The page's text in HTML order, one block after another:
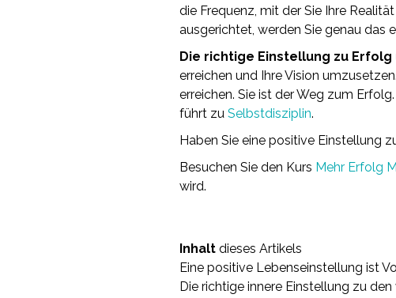
die Frequenz, mit der Sie Ihre
ausgerichtet, werden Sie genau das
Die richtige Einstellung zu Erfolg
erreichen und Ihre Vision
erreichen. Sie ist der Weg zum
führt zu Selbstdisziplin.
Haben Sie eine positive Einstellung
Besuchen Sie den Kurs Mehr Erfolg
wird.
Inhalt dieses Artikels
Eine positive Lebenseinstellung ist
Die richtige innere Einstellung zu